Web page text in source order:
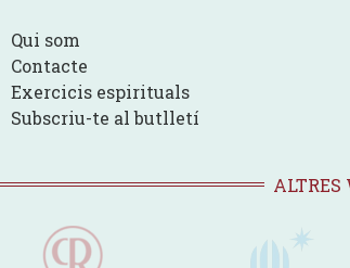
Qui som
Contacte
Exercicis espirituals
Subscriu-te al butlletí
ALTRES